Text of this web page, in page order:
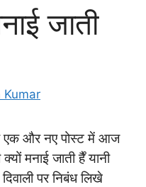
जाती
Kumar
एक और नए पोस्ट में आज
मनाई जाती है ̊यानी
पर निबंध लिखे